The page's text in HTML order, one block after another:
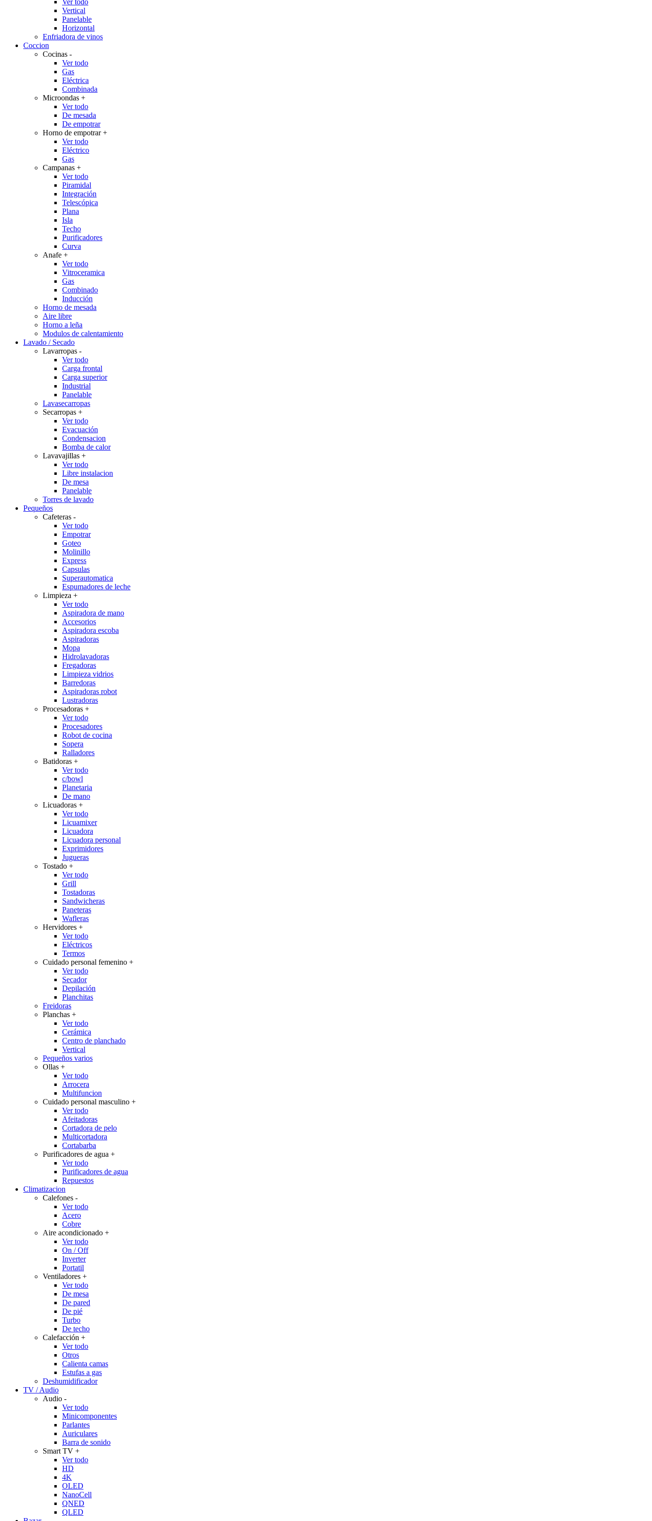
Ver todo
Vertical
Panelable
Horizontal
Enfriadora de vinos
Coccion
Cocinas -
Ver todo
Gas
Eléctrica
Combinada
Microondas +
Ver todo
De mesada
De empotrar
Horno de empotrar+
Ver todo
Eléctrico
Gas
Campanas +
Ver todo
Piramidal
Integración
Telescópica
Plana
Isla
Techo
Purificadores
Curva
Anafe +
Ver todo
Vitroceramica
Gas
Combinado
Inducción
Horno de mesada
Aire libre
Horno a leña
Modulos de calentamiento
Lavado / Secado
Lavarropas -
Ver todo
Carga frontal
Carga superior
Industrial
Panelable
Lavasecarropas
Secarropas +
Ver todo
Evacuación
Condensacion
Bomba de calor
Lavavajillas +
Ver todo
Libre instalacion
De mesa
Panelable
Torres de lavado
Pequeños
Cafeteras -
Ver todo
Empotrar
Goteo
Molinillo
Express
Capsulas
Superautomatica
Espumadores de leche
Limpieza +
Ver todo
Aspiradora de mano
Accesorios
Aspiradora escoba
Aspiradoras
Mopa
Hidrolavadoras
Fregadoras
Limpieza vidrios
Barredoras
Aspiradoras robot
Lustradoras
Procesadoras +
Ver todo
Procesadores
Robot de cocina
Sopera
Ralladores
Batidoras +
Ver todo
c/bowl
Planetaria
De mano
Licuadoras +
Ver todo
Licuamixer
Licuadora
Licuadora personal
Exprimidores
Jugueras
Tostado +
Ver todo
Grill
Tostadoras
Sandwicheras
Paneteras
Wafleras
Hervidores +
Ver todo
Eléctricos
Termos
Cuidado personal femenino +
Ver todo
Secador
Depilación
Planchitas
Freidoras
Planchas +
Ver todo
Cerámica
Centro de planchado
Vertical
Pequeños varios
Ollas +
Ver todo
Arrocera
Multifuncion
Cuidado personal masculino +
Ver todo
Afeitadoras
Cortadora de pelo
Multicortadora
Cortabarba
Purificadores de agua +
Ver todo
Purificadores de agua
Repuestos
Climatizacion
Calefones -
Ver todo
Acero
Cobre
Aire acondicionado +
Ver todo
On / Off
Inverter
Portatil
Ventiladores +
Ver todo
De mesa
De pared
De pié
Turbo
De techo
Calefacción +
Ver todo
Otros
Calienta camas
Estufas a gas
Deshumidificador
TV / Audio
Audio -
Ver todo
Minicomponentes
Parlantes
Auriculares
Barra de sonido
Smart TV +
Ver todo
HD
4K
OLED
NanoCell
QNED
QLED